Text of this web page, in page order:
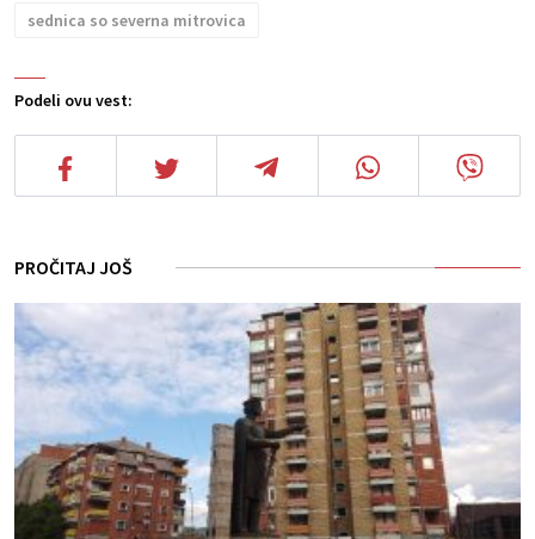
Podeli ovu vest:
sednica so severna mitrovica
PROČITAJ JOŠ